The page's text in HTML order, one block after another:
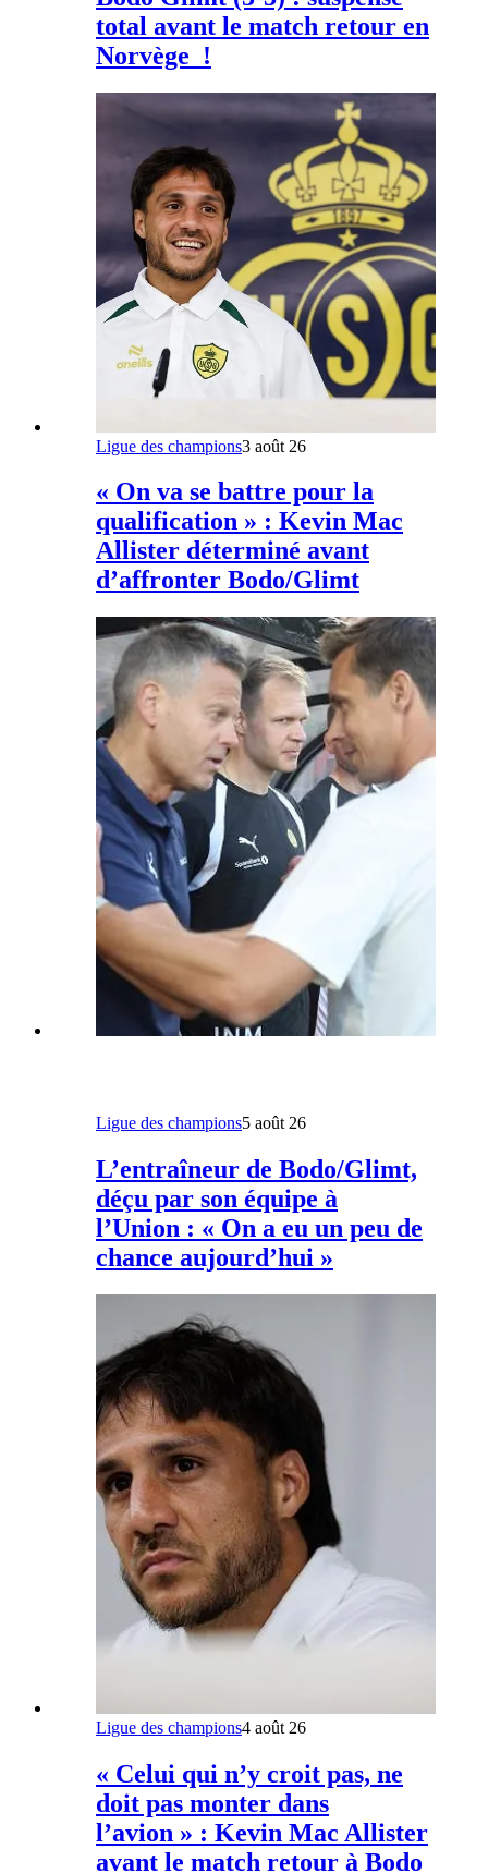
total avant le match retour en
Norvège !
Ligue des champions3 août 26
« On va se battre pour la
qualification » : Kevin Mac
Allister déterminé avant
d’affronter Bodo/Glimt
Ligue des champions5 août 26
L’entraîneur de Bodo/Glimt,
déçu par son équipe à
l’Union : « On a eu un peu de
chance aujourd’hui »
Ligue des champions4 août 26
« Celui qui n’y croit pas, ne
doit pas monter dans
l’avion » : Kevin Mac Allister
avant le match retour à Bodo